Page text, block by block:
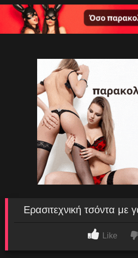
Ερασιτεχνική τσόντα με
Like